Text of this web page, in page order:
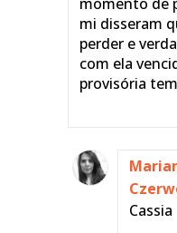
mi disseram
perder e
com ela
provisória
Cassia